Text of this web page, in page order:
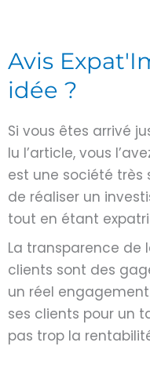
Avis
idée ?
Si vous êtes arrivé
lu l’article, vous
est une société très
de réaliser un
tout en étant
La transparence de
clients sont des
un réel
ses clients pour un
pas trop la